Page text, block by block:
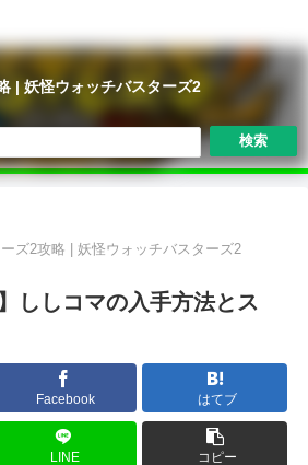
| 妖怪ウォッチバスターズ2
検索
ズ2攻略 | 妖怪ウォッチバスターズ2
ししコマの入手方法とス
Facebook はてブ
LINE コピー